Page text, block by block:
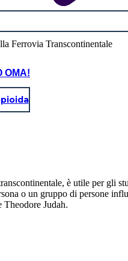
OMA!
è utile per gli
o un gruppo di persone
Theodore Judah.